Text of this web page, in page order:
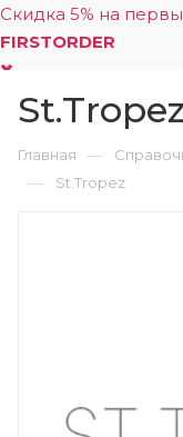
Скидка 5% на
FIRSTORDER
St.Tropez
Главная —
— St.Tropez